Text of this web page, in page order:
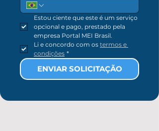
Estou ciente que este é um serviço
opcional e pago, prestado pela
empresa Portal MEI Brasil.
Li e concordo com os termos e
condições *
utms
ENVIAR SOLICITAÇÃO